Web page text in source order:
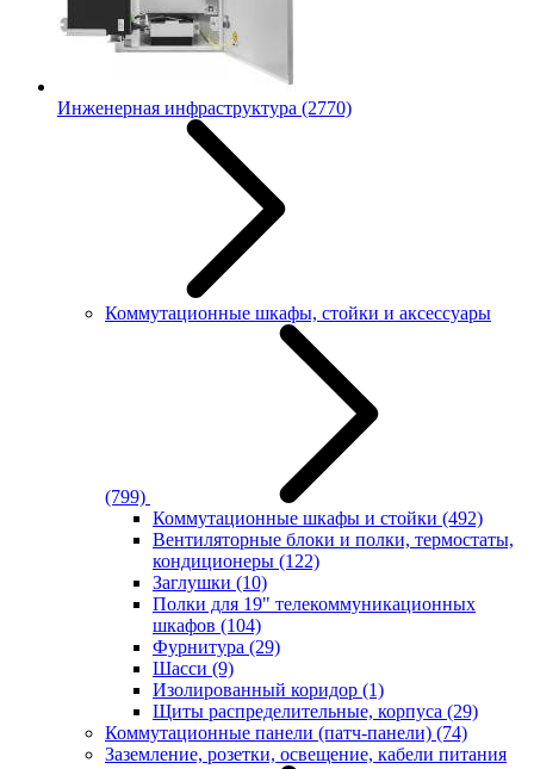
Инженерная инфраструктура (2770)
Коммутационные шкафы, стойки и аксессуары
(799)
Коммутационные шкафы и стойки (492)
Вентиляторные блоки и полки, термостаты,
кондиционеры (122)
Заглушки (10)
Полки для 19" телекоммуникационных
шкафов (104)
Фурнитура (29)
Шасси (9)
Изолированный коридор (1)
Щиты распределительные, корпуса (29)
Коммутационные панели (патч-панели) (74)
Заземление, розетки, освещение, кабели питания